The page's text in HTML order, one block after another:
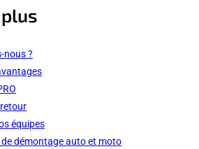
nous ?
équipes
démontage auto et moto